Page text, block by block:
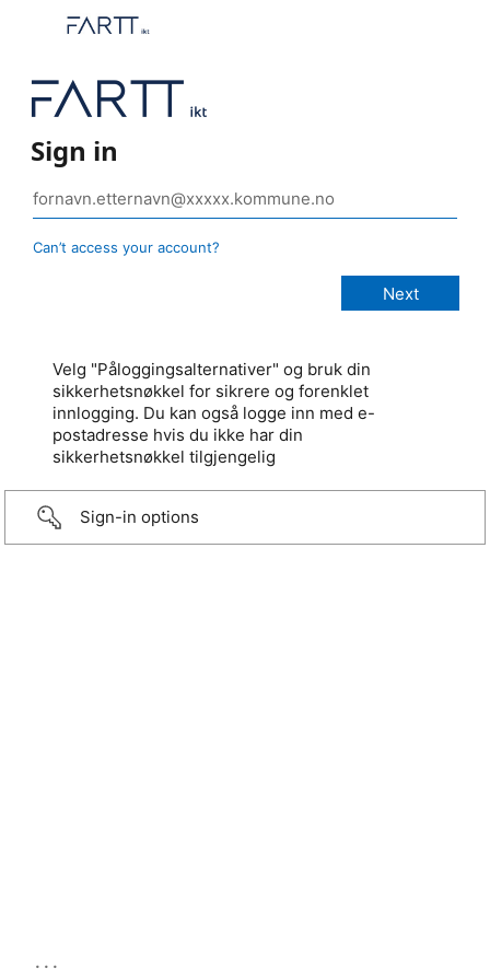
Sign in
Can’t access your account?
Velg "Påloggingsalternativer" og bruk din
sikkerhetsnøkkel for sikrere og forenklet
innlogging. Du kan også logge inn med e-
postadresse hvis du ikke har din
sikkerhetsnøkkel tilgjengelig
Sign-in options
...